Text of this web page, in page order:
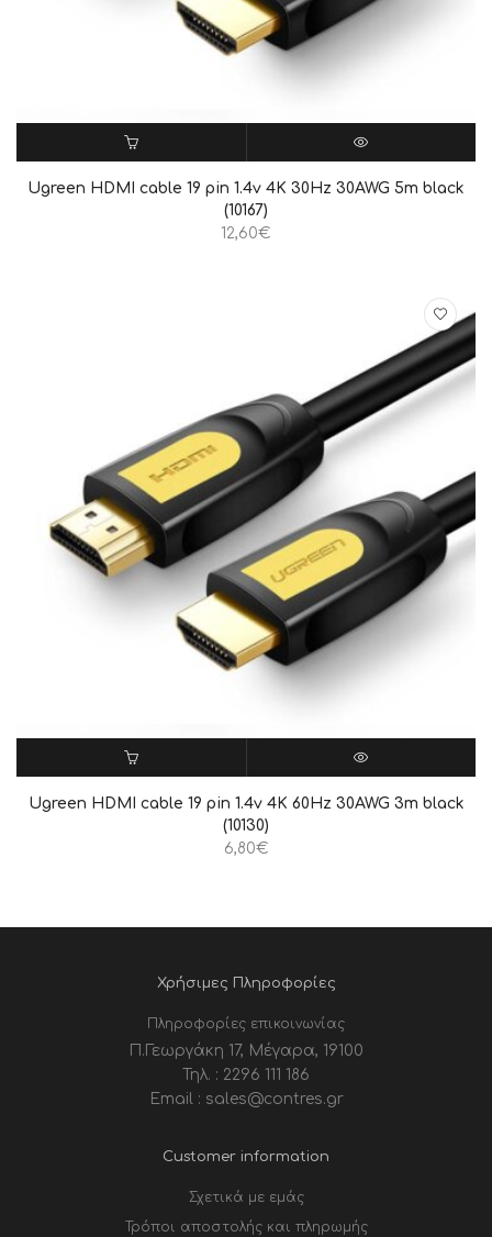
ΠΡΟΣΘΉΚΗ ΣΤΟ ΚΑΛΆΘΙ QUICK VIEW
Ugreen HDMI cable 19 pin 1.4v 4K 30Hz 30AWG 5m black
(10167)
12,60€
ΠΡΟΣΘΉΚΗ ΣΤΟ ΚΑΛΆΘΙ QUICK VIEW
Ugreen HDMI cable 19 pin 1.4v 4K 60Hz 30AWG 3m black
(10130)
6,80€
Χρήσιμες Πληροφορίες
Πληροφορίες επικοινωνίας
Π.Γεωργάκη 17, Μέγαρα, 19100
Τηλ. : 2296 111 186
Email : sales@contres.gr
Customer information
Σχετικά με εμάς
Τρόποι αποστολής και πληρωμής